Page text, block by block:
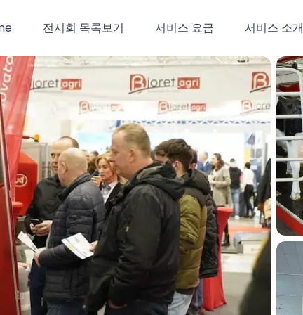
전시회 목록보기 서비스 요금 서비스 소개